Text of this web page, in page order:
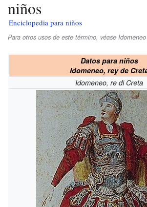
niños
Enciclopedia para niños
Para otros usos de este término, véase
Datos para niños
Idomeneo, rey de
Idomeneo, re di Creta